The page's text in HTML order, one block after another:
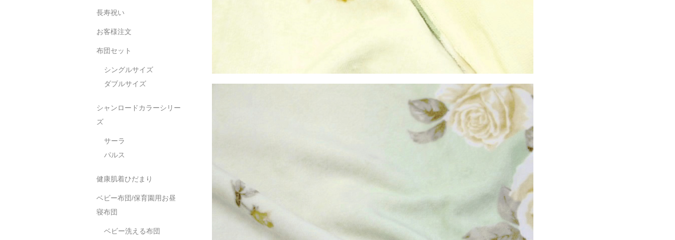
長寿祝い
お客様注文
布団セット
シングルサイズ
ダブルサイズ
シャンロードカラーシリー
ズ
サーラ
パルス
健康肌着ひだまり
ベビー布団/保育園用お昼
寝布団
ベビー洗える布団